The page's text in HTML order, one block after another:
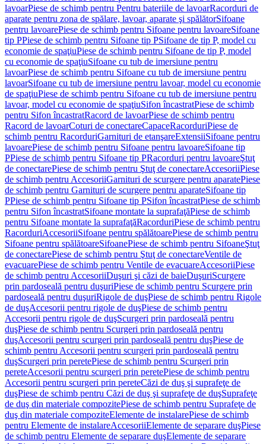
lavoarPiese de schimb pentru Pentru bateriile de lavoarRacorduri de
aparate pentru zona de spălare, lavoar, aparate şi spălătorSifoane
pentru lavoarePiese de schimb pentru Sifoane pentru lavoareSifoane
tip PPiese de schimb pentru Sifoane tip PSifoane de tip P, model cu
economie de spaţiuPiese de schimb pentru Sifoane de tip P, model
cu economie de spaţiuSifoane cu tub de imersiune pentru
lavoarPiese de schimb pentru Sifoane cu tub de imersiune pentru
lavoarSifoane cu tub de imersiune pentru lavoar, model cu economie
de spaţiuPiese de schimb pentru Sifoane cu tub de imersiune pentru
lavoar, model cu economie de spaţiuSifon încastratPiese de schimb
pentru Sifon încastratRacord de lavoarPiese de schimb pentru
Racord de lavoarCoturi de conectareCapaceRacorduriPiese de
schimb pentru RacorduriGarnituri de etanşareExtensiiSifoane pentru
lavoarePiese de schimb pentru Sifoane pentru lavoareSifoane tip
PPiese de schimb pentru Sifoane tip PRacorduri pentru lavoareŞtuţ
de conectarePiese de schimb pentru Ştuţ de conectareAccesoriiPiese
de schimb pentru AccesoriiGarnituri de scurgere pentru aparatePiese
de schimb pentru Garnituri de scurgere pentru aparateSifoane tip
PPiese de schimb pentru Sifoane tip PSifon încastratPiese de schimb
pentru Sifon încastratSifoane montate la suprafaţăPiese de schimb
pentru Sifoane montate la suprafaţăRacorduriPiese de schimb pentru
RacorduriAccesoriiSifoane pentru spălătoarePiese de schimb pentru
Sifoane pentru spălătoareSifoanePiese de schimb pentru SifoaneŞtuţ
de conectarePiese de schimb pentru Ştuţ de conectareVentile de
evacuarePiese de schimb pentru Ventile de evacuareAccesoriiPiese
de schimb pentru AccesoriiDuşuri şi căzi de baieDuşuriScurgere
prin pardoseală pentru duşuriPiese de schimb pentru Scurgere prin
pardoseală pentru duşuriRigole de duşPiese de schimb pentru Rigole
de duşAccesorii pentru rigole de duşPiese de schimb pentru
Accesorii pentru rigole de duşScurgeri prin pardoseală pentru
duşPiese de schimb pentru Scurgeri prin pardoseală pentru
duşAccesorii pentru scurgeri prin pardoseală pentru duşPiese de
schimb pentru Accesorii pentru scurgeri prin pardoseală pentru
duşScurgeri prin peretePiese de schimb pentru Scurgeri prin
pereteAccesorii pentru scurgeri prin peretePiese de schimb pentru
Accesorii pentru scurgeri prin pereteCăzi de duş şi suprafeţe de
duşPiese de schimb pentru Căzi de duş şi suprafeţe de duşSuprafeţe
de duş din materiale compozitePiese de schimb pentru Suprafeţe de
duş din materiale compoziteElemente de instalarePiese de schimb
pentru Elemente de instalareAccesoriiElemente de separare duşPiese
de schimb pentru Elemente de separare duşElemente de separare